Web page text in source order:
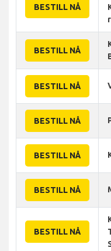
BESTILL NÅ
BESTILL NÅ
BESTILL NÅ
BESTILL NÅ
BESTILL NÅ
BESTILL NÅ
BESTILL NÅ